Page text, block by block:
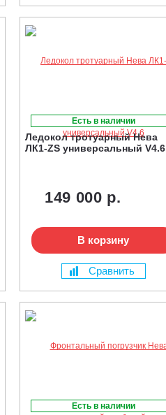
Есть в наличии
Ледокол тротуарный Нева
ЛК1-ZS универсальный V4.6
149 000 р.
В корзину
Сравнить
Есть в наличии